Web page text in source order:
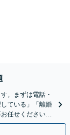
。まずは電話・
ている」「離婚
任せください。